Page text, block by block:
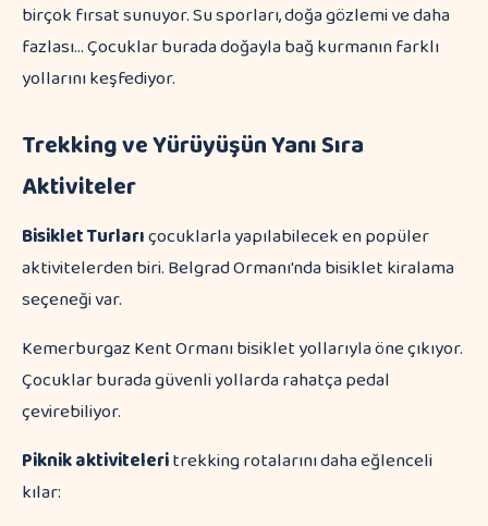
birçok fırsat sunuyor. Su sporları, doğa gözlemi ve daha
fazlası… Çocuklar burada doğayla bağ kurmanın farklı
yollarını keşfediyor.
Trekking ve Yürüyüşün Yanı Sıra
Aktiviteler
Bisiklet Turlarıçocuklarla yapılabilecek en popüler
aktivitelerden biri. Belgrad Ormanı'nda bisiklet kiralama
seçeneği var.
Kemerburgaz Kent Ormanı bisiklet yollarıyla öne çıkıyor.
Çocuklar burada güvenli yollarda rahatça pedal
çevirebiliyor.
Piknik aktiviteleritrekking rotalarını daha eğlenceli
kılar: